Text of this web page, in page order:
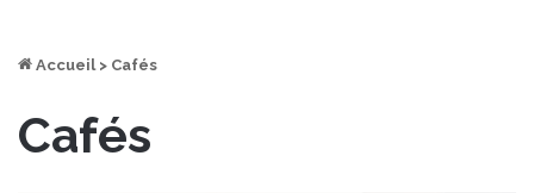
Accueil > Cafés
Cafés